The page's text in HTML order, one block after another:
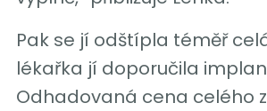
Pak se jí odštípla téměř
lékařka jí doporučila
Odhadovaná cena celého